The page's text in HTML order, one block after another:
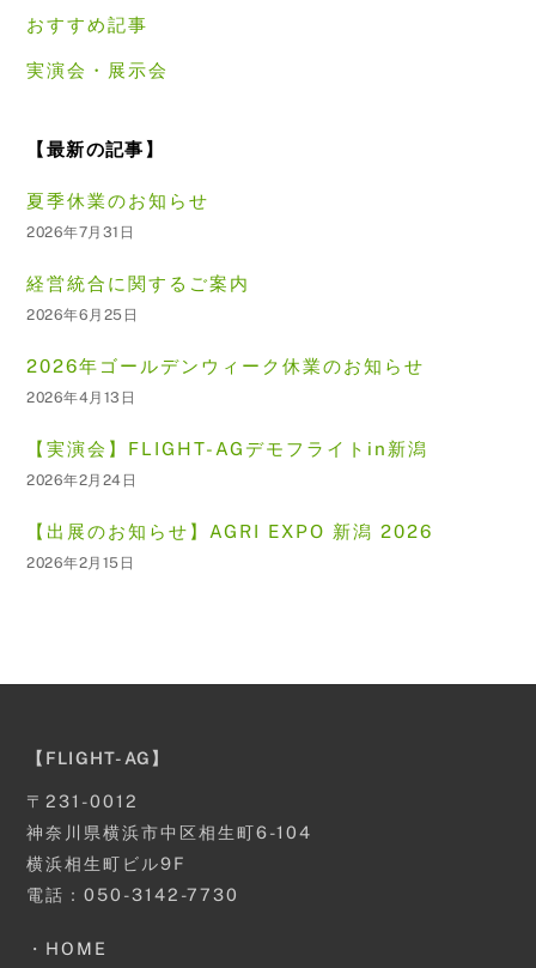
おすすめ記事
実演会・展示会
【最新の記事】
夏季休業のお知らせ
2026年7月31日
経営統合に関するご案内
2026年6月25日
2026年ゴールデンウィーク休業のお知らせ
2026年4月13日
【実演会】FLIGHT-AGデモフライトin新潟
2026年2月24日
【出展のお知らせ】AGRI EXPO 新潟 2026
2026年2月15日
【FLIGHT-AG】
〒231-0012
神奈川県横浜市中区相生町6-104
横浜相生町ビル9F
電話：050-3142-7730
・ HOME